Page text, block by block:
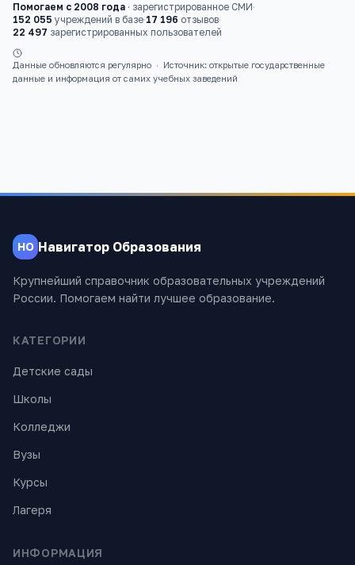
Помогаем с 2008 года · зарегистрированное СМИ·
152 055 учреждений в базе·17 196 отзывов·
22 497 зарегистрированных пользователей
Данные обновляются регулярно ·
Источник: открытые государственные
данные и информация от самих учебных заведений
НО Навигатор Образования
Крупнейший справочник образовательных учреждений
России. Помогаем найти лучшее образование.
КАТЕГОРИИ
Детские сады
Школы
Колледжи
Вузы
Курсы
Лагеря
ИНФОРМАЦИЯ